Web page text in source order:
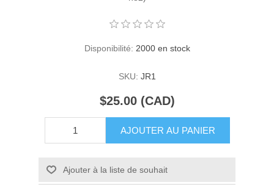
Disponibilité: 2000 en stock
SKU: JR1
$25.00 (CAD)
AJOUTER AU PANIER
Ajouter à la liste de souhait